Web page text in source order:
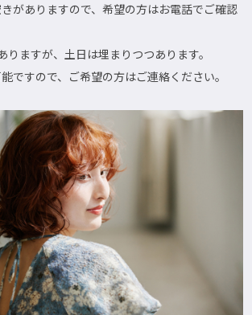
がありますので、希望の方はお電話でご確認
りますが、土日は埋まりつつあります。
ですので、ご希望の方はご連絡ください。